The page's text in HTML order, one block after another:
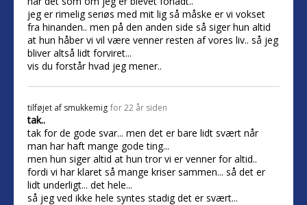
jeg er rimelig seriøs med mit lig så måske er vi vokset
fra hinanden.. men på den anden side så siger hun altid
at hun håber vi vil være venner resten af vores liv.. så jeg
bliver altså lidt forviret...
vis du forstår hvad jeg mener..
tilføjet af smukkemig for 22 år siden
tak..
tak for de gode svar... men det er bare lidt svært når
man har haft mange gode ting...
men hun siger altid at hun tror vi er venner for altid..
fordi vi har klaret så mange kriser sammen... så det er
lidt underligt... det hele...
så jeg ved ikke hele syntes stadig det er svært...